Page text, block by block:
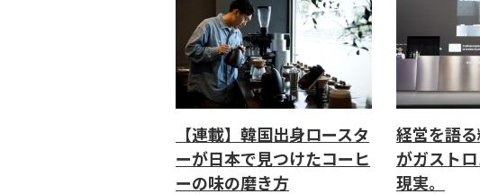
【連載】韓国出身ロースタ
ーが日本で見つけたコーヒ
ーの味の磨き方
経営を語
がガスト
現実。